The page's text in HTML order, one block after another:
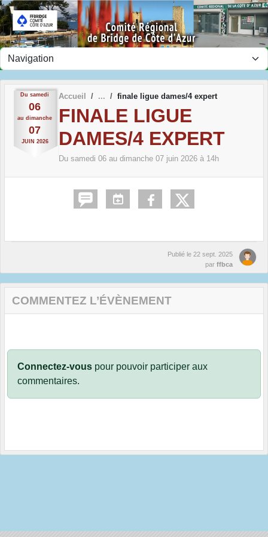
Du samedi
06
au dimanche
07
JUIN 2026
Accueil finale ligue dames/4 expert
FINALE LIGUE
DAMES/4 EXPERT
Du samedi 06 au dimanche 07 juin 2026 à 14h
Publié le 22 sept. 2025
par ffbca
COMMENTEZ L’ÉVÈNEMENT
Connectez-vous pour pouvoir participer aux
commentaires.
Panneau de gestion des cookies